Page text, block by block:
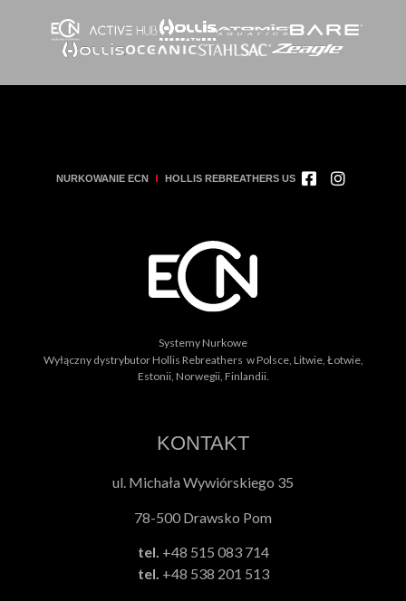
NURKOWANIE ECN HOLLIS REBREATHERS US
Systemy Nurkowe
Wyłączny dystrybutor Hollis Rebreathers w Polsce, Litwie, Łotwie,
Estonii, Norwegii, Finlandii.
KONTAKT
ul. Michała Wywiórskiego 35
78-500 Drawsko Pom
tel. +48 515 083 714
tel. +48 538 201 513